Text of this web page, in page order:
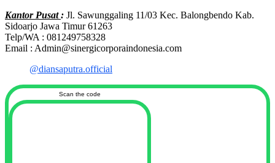
Kantor Pusat: Jl. Sawunggaling 11/03 Kec. Balongbendo Kab.
Sidoarjo Jawa Timur 61263
Telp/WA : 081249758328
Email : Admin@sinergicorporaindonesia.com
@diansaputra.official
Scan the code